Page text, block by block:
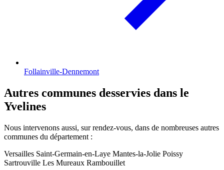
Follainville-Dennemont
Autres communes desservies dans le
Yvelines
Nous intervenons aussi, sur rendez-vous, dans de nombreuses autres
communes du département :
Versailles Saint-Germain-en-Laye Mantes-la-Jolie Poissy
Sartrouville Les Mureaux Rambouillet